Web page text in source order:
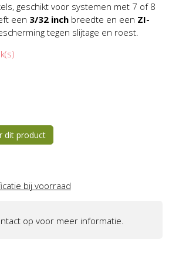
geschikt voor systemen met 7 of 8
een 3/32 inch breedte en een ZI-
tegen slijtage en roest.
dit product
bij voorraad
op voor meer informatie.